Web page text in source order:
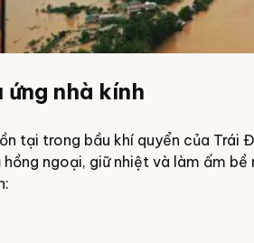
nhà kính
tại trong bầu khí quyển của Trái
ngoại, giữ nhiệt và làm ấm